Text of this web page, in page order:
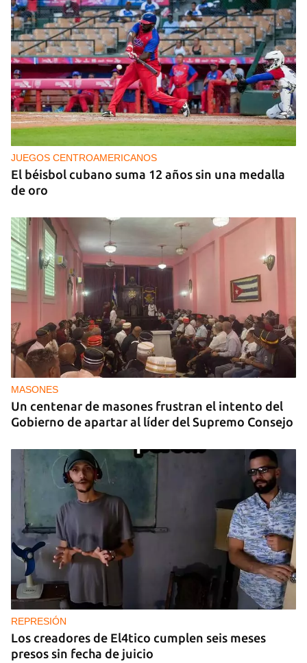
NICARAGUA
EE UU propone a la OEA convocar a los
cancilleres para "tomar medidas" contra las
decisiones de Ortega
JUEGOS CENTROAMERICANOS
El béisbol cubano suma 12 años sin una medalla
de oro
MASONES
Un centenar de masones frustran el intento del
Gobierno de apartar al líder del Supremo Consejo
REPRESIÓN
Los creadores de El4tico cumplen seis meses
presos sin fecha de juicio